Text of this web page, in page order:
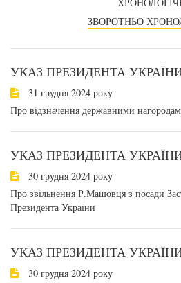
ЗВОРОТНЬО
УКАЗ ПРЕЗИДЕНТА
31 грудня 2024 року
Про відзначення державними
УКАЗ ПРЕЗИДЕНТА
30 грудня 2024 року
Про звільнення Р.Машовця з посади
Президента України
УКАЗ ПРЕЗИДЕНТА
30 грудня 2024 року